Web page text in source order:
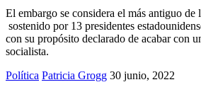
El embargo se considera el más antiguo de
sostenido por 13 presidentes
con su propósito declarado de acabar con
socialista.
Política Patricia Grogg 30 junio, 2022